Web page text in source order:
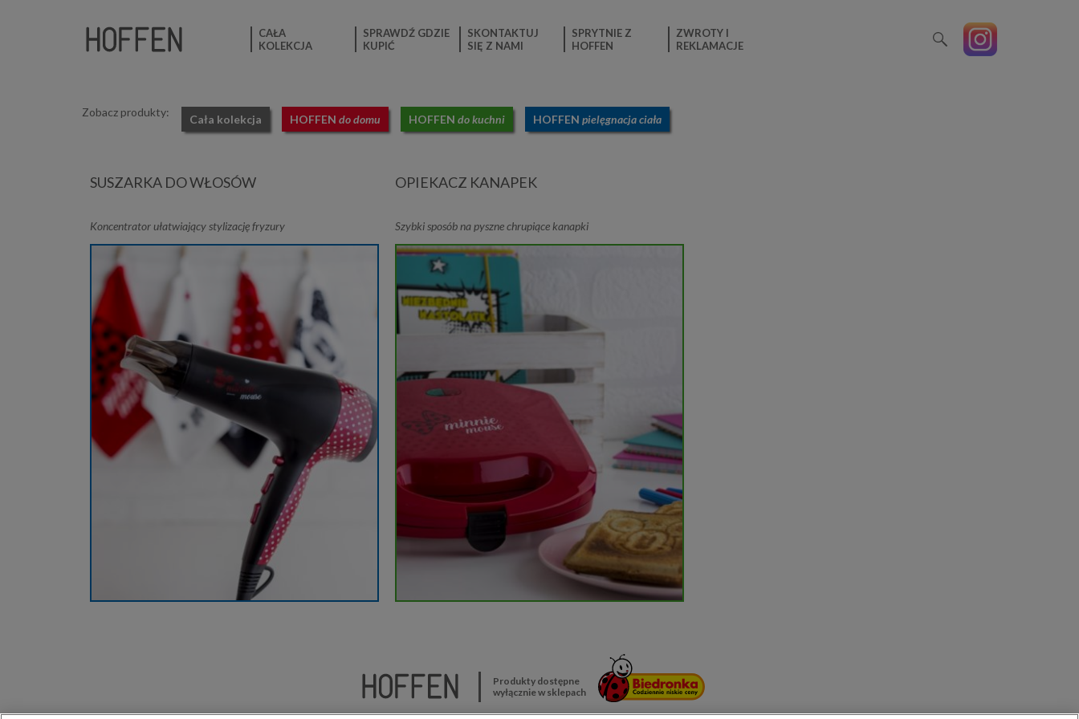
CAŁA
KOLEKCJA
SPRAWDŹ GDZIE
KUPIĆ
SKONTAKTUJ
SIĘ Z NAMI
SPRYTNIE Z
HOFFEN
ZWROTY I
REKLAMACJE
Zobacz produkty:
Cała kolekcja HOFFEN do domu HOFFEN do kuchni HOFFEN pielęgnacja ciała
SUSZARKA DO WŁOSÓW
Koncentrator ułatwiający stylizację fryzury
OPIEKACZ KANAPEK
Szybki sposób na pyszne chrupiące kanapki
Produkty dostępne
wyłącznie w sklepach